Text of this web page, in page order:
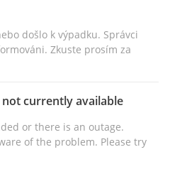
došlo k výpadku. Správci
Zkuste prosím za
currently available
or there is an outage.
of the problem. Please try